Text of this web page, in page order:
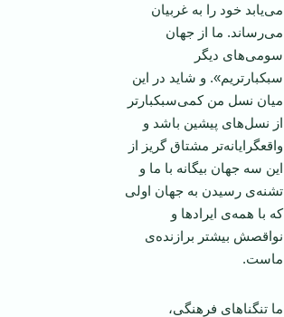
می‌یابد خود را به غربیان
می‌رساند. ما از جهان
سومی‌های دیگر
سبکبارتریم». و شاید در این
میان نسل من کمی‌سبکبارتر
از نسل‌های پیشین باشد و
واقعگرایانه‌تر مشتاق گریز از
این سه جهان بیگانه با ما و
تشنه‌ی رسیدن به جهان اولی
که با همه‌ی ایرادها و
نواقصش بیشتر برازنده‌ی
ماست.
ما تنگناهای فرهنگی،